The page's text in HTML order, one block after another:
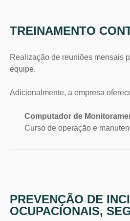
TREINAMENTO
Realização de reuniões mensais
equipe.
Adicionalmente, a empresa
Computador de
Curso de operação e
PREVENÇÃO DE
OCUPACIONAIS,